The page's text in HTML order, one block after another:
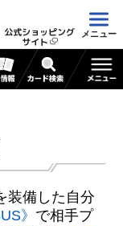
公式ショッピング
サイト
メニュー
装備した自分
》 で相手プ